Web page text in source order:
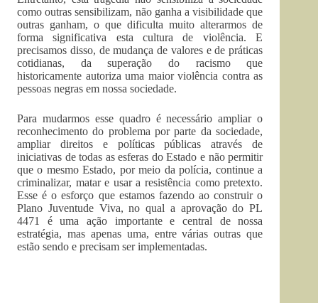
como outras sensibilizam, não ganha a visibilidade que
outras ganham, o que dificulta muito alterarmos de
forma significativa esta cultura de violência. E
precisamos disso, de mudança de valores e de práticas
cotidianas, da superação do racismo que
historicamente autoriza uma maior violência contra as
pessoas negras em nossa sociedade.
Para mudarmos esse quadro é necessário ampliar o
reconhecimento do problema por parte da sociedade,
ampliar direitos e políticas públicas através de
iniciativas de todas as esferas do Estado e não permitir
que o mesmo Estado, por meio da polícia, continue a
criminalizar, matar e usar a resistência como pretexto.
Esse é o esforço que estamos fazendo ao construir o
Plano Juventude Viva, no qual a aprovação do PL
4471 é uma ação importante e central de nossa
estratégia, mas apenas uma, entre várias outras que
estão sendo e precisam ser implementadas.